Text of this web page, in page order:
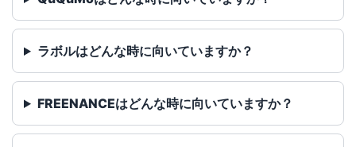
ラボルはどんな時に向いていますか？
FREENANCEはどんな時に向いていますか？